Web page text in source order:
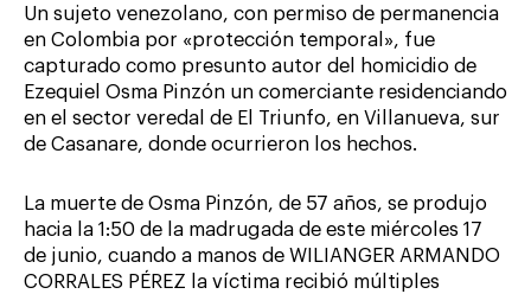
Un sujeto venezolano, con permiso de permanencia
en Colombia por «protección temporal», fue
capturado como presunto autor del homicidio de
Ezequiel Osma Pinzón un comerciante residenciando
en el sector veredal de El Triunfo, en Villanueva, sur
de Casanare, donde ocurrieron los hechos.
La muerte de Osma Pinzón, de 57 años, se produjo
hacia la 1:50 de la madrugada de este miércoles 17
de junio, cuando a manos de WILIANGER ARMANDO
CORRALES PÉREZ la víctima recibió múltiples